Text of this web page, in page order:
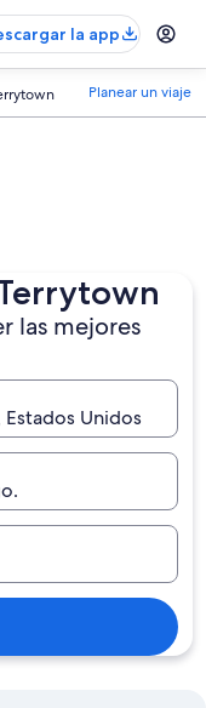
la app
Planear un viaje
las mejores
Unidos